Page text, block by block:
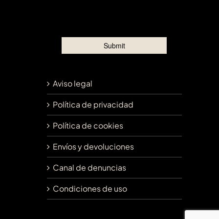
Aviso legal
Política de privacidad
Política de cookies
Envíos y devoluciones
Canal de denuncias
Condiciones de uso